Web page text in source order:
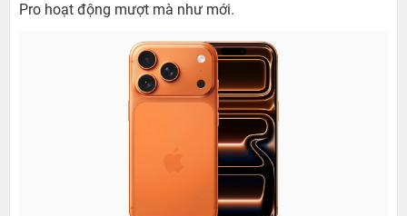
Pro hoạt động mượt mà như mới.